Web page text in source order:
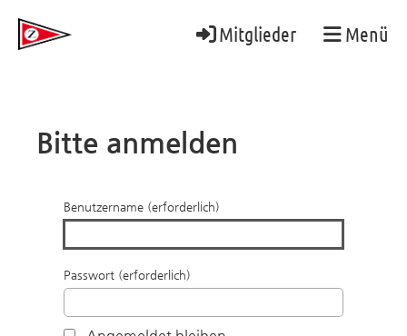
Mitglieder Menü
Bitte anmelden
Benutzername (erforderlich)
Passwort (erforderlich)